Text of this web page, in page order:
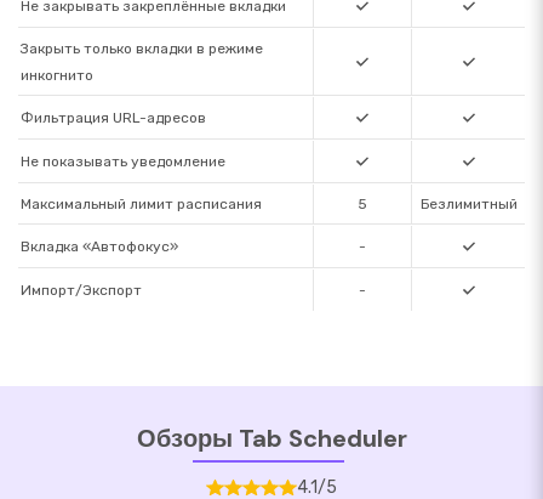
Не закрывать закреплённые вкладки
Закрыть только вкладки в режиме
инкогнито
Фильтрация URL-адресов
Не показывать уведомление
Максимальный лимит расписания 5 Безлимитный
Вкладка «Автофокус» -
Импорт/Экспорт -
Обзоры Tab Scheduler
4.1/5